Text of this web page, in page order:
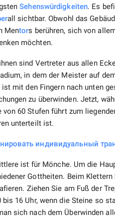
Sehenswürdigkeiten. Es
all sichtbar. Obwohl das
Mentors berühren, sich von
möchten.
sind Vertreter aus allen
in dem der Meister auf
ist mit den Fingern nach unten
zu überwinden. Jetzt,
von 60 Stufen führt zum
unterteilt ist.
индивидуальный
ist für Mönche. Um die
Gottheiten. Beim
Ziehen Sie am Fuß der
bis 16 Uhr, wenn die Steine ​​so
sich nach dem Überwinden